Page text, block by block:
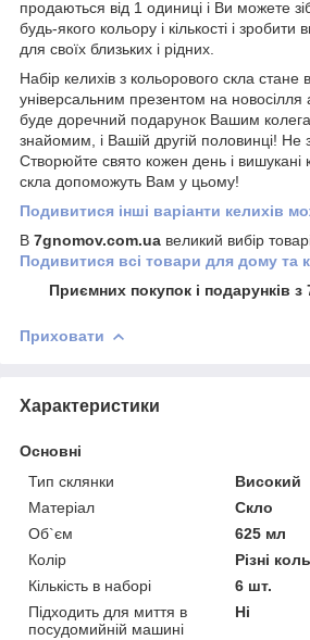
продаються від 1 одиниці і Ви можете
будь-якого кольору і кількості і
для своїх близьких і рідних.
Набір келихів з кольорового скла стане
універсальним презентом на
буде доречний подарунок Вашим
знайомим, і Вашій другій половинці! Не
Створюйте свято кожен день і вишукані
скла допоможуть Вам у цьому!
Подивитися інші варіанти келихів
В 7gnomov.com.ua великий вибір
Подивитися всі товари для дому та
Приємних покупок і подарунків
Приховати
Характеристики
Основні
Тип склянки
Високий
Матеріал
Скло
Об`єм
625 мл
Колір
Різні
Кількість в наборі
6 шт.
Підходить для миття в
посудомийній машині
Ні